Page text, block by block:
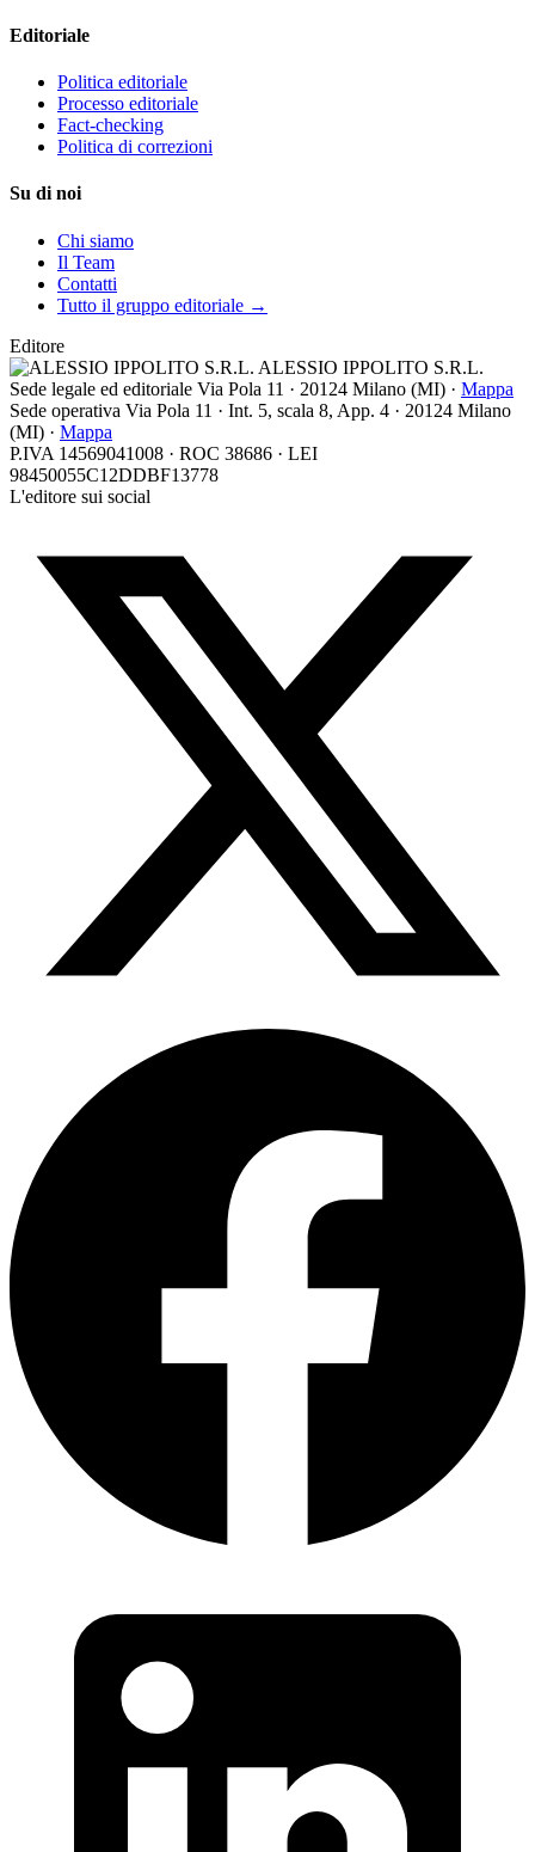
Editoriale
Politica editoriale
Processo editoriale
Fact-checking
Politica di correzioni
Su di noi
Chi siamo
Il Team
Contatti
Tutto il gruppo editoriale →
Editore
ALESSIO IPPOLITO S.R.L.
Sede legale ed editoriale Via Pola 11 · 20124 Milano (MI) · Mappa
Sede operativa Via Pola 11 · Int. 5, scala 8, App. 4 · 20124 Milano
(MI) · Mappa
P.IVA 14569041008 · ROC 38686 · LEI
98450055C12DDBF13778
L'editore sui social